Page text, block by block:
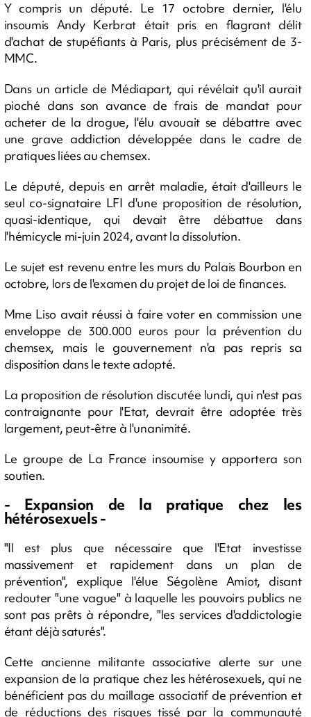
Y compris un député. Le 17 octobre dernier, l'élu
insoumis Andy Kerbrat était pris en flagrant délit
d'achat de stupéfiants à Paris, plus précisément de 3-
MMC.
Dans un article de Médiapart, qui révélait qu'il aurait
pioché dans son avance de frais de mandat pour
acheter de la drogue, l'élu avouait se débattre avec
une grave addiction développée dans le cadre de
pratiques liées au chemsex.
Le député, depuis en arrêt maladie, était d'ailleurs le
seul co-signataire LFI d'une proposition de résolution,
quasi-identique, qui devait être débattue dans
l'hémicycle mi-juin 2024, avant la dissolution.
Le sujet est revenu entre les murs du Palais Bourbon en
octobre, lors de l'examen du projet de loi de finances.
Mme Liso avait réussi à faire voter en commission une
enveloppe de 300.000 euros pour la prévention du
chemsex, mais le gouvernement n'a pas repris sa
disposition dans le texte adopté.
La proposition de résolution discutée lundi, qui n'est pas
contraignante pour l'Etat, devrait être adoptée très
largement, peut-être à l'unanimité.
Le groupe de La France insoumise y apportera son
soutien.
- Expansion de la pratique chez les
hétérosexuels -
"Il est plus que nécessaire que l'Etat investisse
massivement et rapidement dans un plan de
prévention", explique l'élue Ségolène Amiot, disant
redouter "une vague" à laquelle les pouvoirs publics ne
sont pas prêts à répondre, "les services d'addictologie
étant déjà saturés".
Cette ancienne militante associative alerte sur une
expansion de la pratique chez les hétérosexuels, qui ne
bénéficient pas du maillage associatif de prévention et
de réductions des risques tissé par la communauté